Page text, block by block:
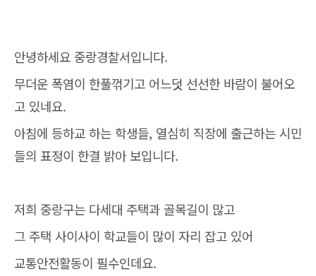
안녕하세요 중랑경찰서입니다.
무더운 폭염이 한풀꺾기고 어느덧 선선한 바람이 불어오
고 있네요.
아침에 등하교 하는 학생들, 열심히 직장에 출근하는 시민
들의 표정이 한결 밝아 보입니다.
저희 중랑구는 다세대 주택과 골목길이 많고
그 주택 사이사이 학교들이 많이 자리 잡고 있어
교통안전활동이 필수인데요.